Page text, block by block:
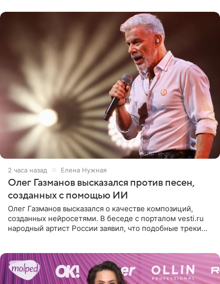
2 часа назад Елена Нужная
Олег Газманов высказался против песен,
созданных с помощью ИИ
Олег Газманов высказался о качестве композиций,
созданных нейросетями. В беседе с порталом vesti.ru
народный артист России заявил, что подобные треки